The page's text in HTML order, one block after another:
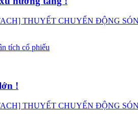
THUYẾT CHUYỂN ĐỘNG
tích cổ phiếu
!
THUYẾT CHUYỂN ĐỘNG